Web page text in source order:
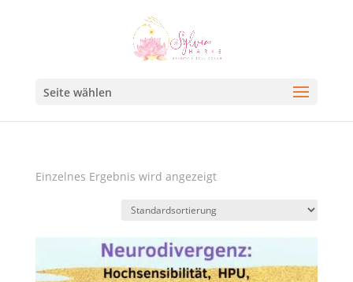
Seite wählen
Einzelnes Ergebnis wird angezeigt